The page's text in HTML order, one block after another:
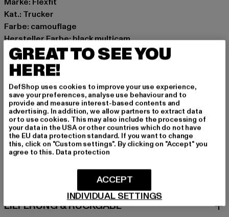
Kat.: Trucker
Farbe: camouflage
Hersteller Farbe: black multicam
Materialzusammensetzung: 100% Polyester, 98%
Baumwolle, 2% Elasthan
Art.Nr: 6606MC-01489
Hersteller: TB International GmbH |info@tbint.de
Dr.-Robert-Murjahn-Straße 7 | 64372 Ober-Ramstadt |
DE
GRÖSSE & PASSFORM
LIEFERUNG & RÜCKGABE
GREAT TO SEE YOU
HERE!
DefShop uses cookies to improve your use experience,
save your preferences, analyse use behaviour and to
provide and measure interest-based contents and
advertising. In addition, we allow partners to extract data
or to use cookies. This may also include the processing of
your data in the USA or other countries which do not have
the EU data protection standard. If you want to change
this, click on "Custom settings". By clicking on "Accept" you
agree to this. Data protection
INDIVIDUAL SETTINGS
ACCEPT